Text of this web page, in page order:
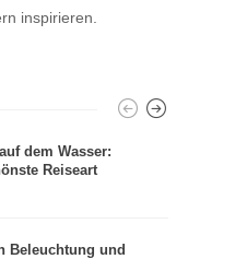
inspirieren.
dem Wasser:
Reiseart
Beleuchtung und